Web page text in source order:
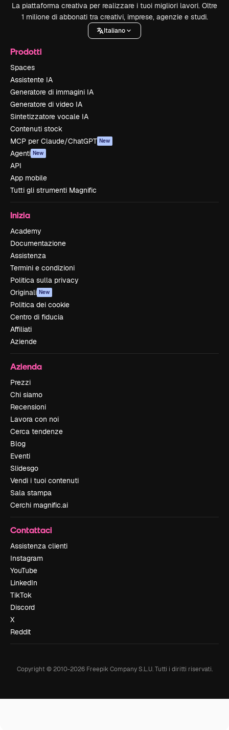
La piattaforma creativa per realizzare i tuoi migliori lavori. Oltre
1 milione di abbonati tra creativi, imprese, agenzie e studi.
Italiano
Prodotti
Spaces
Assistente IA
Generatore di immagini IA
Generatore di video IA
Sintetizzatore vocale IA
Contenuti stock
MCP per Claude/ChatGPT New
Agenti New
API
App mobile
Tutti gli strumenti Magnific
Inizia
Academy
Documentazione
Assistenza
Termini e condizioni
Politica sulla privacy
Originali New
Politica dei cookie
Centro di fiducia
Affiliati
Aziende
Azienda
Prezzi
Chi siamo
Recensioni
Lavora con noi
Cerca tendenze
Blog
Eventi
Slidesgo
Vendi i tuoi contenuti
Sala stampa
Cerchi magnific.ai
Contattaci
Assistenza clienti
Instagram
YouTube
LinkedIn
TikTok
Discord
X
Reddit
Copyright © 2010-2026Freepik Company S.L.U. Tutti i diritti riservati.